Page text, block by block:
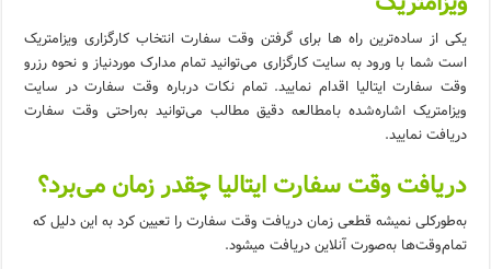
یکی از ساده‌ترین راه ها برای گرفتن وقت سفارت انتخاب کارگزاری ویزامتریک
است شما با ورود به سایت کارگزاری می‌توانید تمام مدارک موردنیاز و نحوه رزرو
وقت سفارت ایتالیا اقدام نمایید. تمام نکات درباره وقت سفارت در سایت
ویزامتریک اشاره‌شده بامطالعه دقیق مطالب می‌توانید به‌راحتی وقت سفارت
دریافت نمایید.
دریافت وقت سفارت ایتالیا چقدر زمان می‌برد؟
به‌طورکلی نمیشه قطعی زمان دریافت وقت سفارت را تعیین کرد به این دلیل که
تمام‌وقت‌ها به‌صورت آنلاین دریافت میشود.